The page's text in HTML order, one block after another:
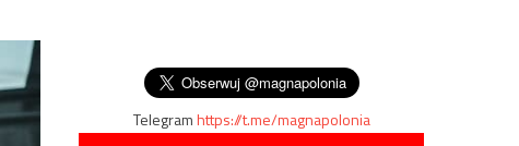
Telegramhttps://t.me/magnapolonia